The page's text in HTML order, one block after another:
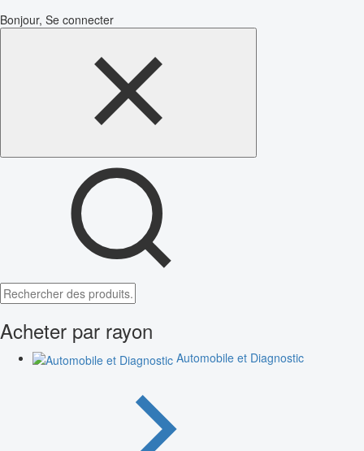
Bonjour, Se connecter
Acheter par rayon
Automobile et Diagnostic